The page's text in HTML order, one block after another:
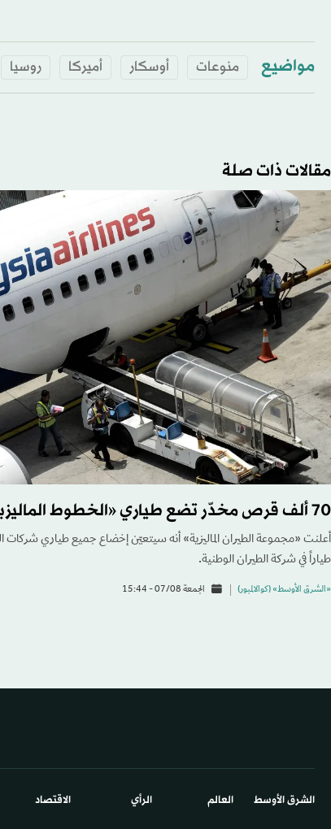
مواضيع منوعات أوسكار أميركا روسيا
مقالات ذات صلة
70 ألف قرص مخدّر تضع طياري «الخطوط الماليزية» تحت الاختبار
طياراً في شركة الطيران الوطنية.
«الشرق الأوسط» (كوالالمبور) الجمعة 07/08 - 15:44
الشرق الأوسط​ العالم الرأي الاقتصاد